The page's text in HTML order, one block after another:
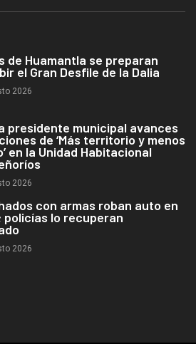
de Huamantla se preparan
el Gran Desfile de la Dalia
2026
presidente municipal avances
de ‘Más territorio y menos
en la Unidad Habitacional
2026
con armas roban auto en
policías lo recuperan
2026